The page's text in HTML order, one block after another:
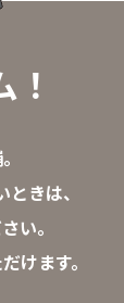
きは、
い。
けます。